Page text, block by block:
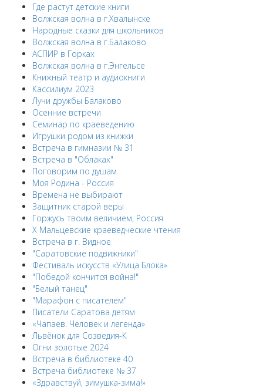
Где растут детские книги
Волжская волна в г.Хвалынске
Народные сказки для школьников
Волжская волна в г.Балаково
АСПИР в Горках
Волжская волна в г.Энгельсе
Книжный театр и аудиокниги
Кассилиум 2023
Лучи дружбы Балаково
Осенние встречи
Семинар по краеведению
Игрушки родом из книжки
Встреча в гимназии № 31
Встреча в "Облаках"
Поговорим по душам
Моя Родина - Россия
Времена не выбирают
Защитник старой веры
Горжусь твоим величием, Россия
X Мальцевские краеведческие чтения
Встреча в г. Видное
"Саратовские подвижники"
Фестиваль искусств «Улица Блока»
"Победой кончится война!"
"Белый танец"
"Марафон с писателем"
Писатели Саратова детям
«Чапаев. Человек и легенда»
Львёнок для Созведия-К
Огни золотые 2024
Встреча в библиотеке 40
Встреча библиотеке № 37
«Здравствуй, зимушка-зима!»